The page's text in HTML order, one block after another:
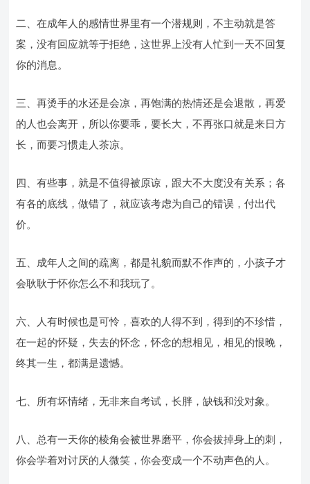
二、在成年人的感情世界里有一个潜规则，不主动就是答
案，没有回应就等于拒绝，这世界上没有人忙到一天不回复
你的消息。
三、再烫手的水还是会凉，再饱满的热情还是会退散，再爱
的人也会离开，所以你要乖，要长大，不再张口就是来日方
长，而要习惯走人茶凉。
四、有些事，就是不值得被原谅，跟大不大度没有关系；各
有各的底线，做错了，就应该考虑为自己的错误，付出代
价。
五、成年人之间的疏离，都是礼貌而默不作声的，小孩子才
会耿耿于怀你怎么不和我玩了。
六、人有时候也是可怜，喜欢的人得不到，得到的不珍惜，
在一起的怀疑，失去的怀念，怀念的想相见，相见的恨晚，
终其一生，都满是遗憾。
七、所有坏情绪，无非来自考试，长胖，缺钱和没对象。
八、总有一天你的棱角会被世界磨平，你会拔掉身上的刺，
你会学着对讨厌的人微笑，你会变成一个不动声色的人。